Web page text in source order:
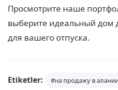
Просмотрите наше
выберите идеальный дом
для вашего отпуска.
Etiketler: #на продажу в